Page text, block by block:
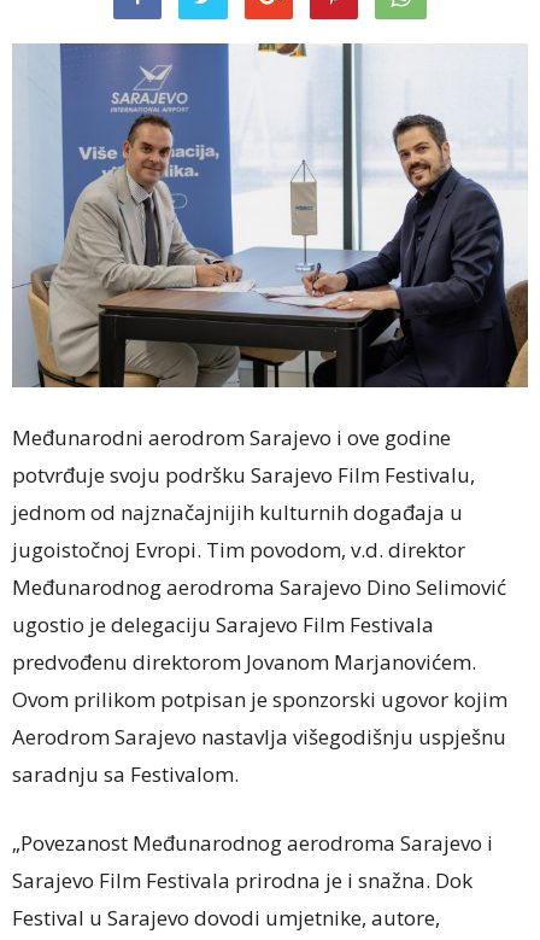
Međunarodni aerodrom Sarajevo i ove godine
potvrđuje svoju podršku Sarajevo Film Festivalu,
jednom od najznačajnijih kulturnih događaja u
jugoistočnoj Evropi. Tim povodom, v.d. direktor
Međunarodnog aerodroma Sarajevo Dino Selimović
ugostio je delegaciju Sarajevo Film Festivala
predvođenu direktorom Jovanom Marjanovićem.
Ovom prilikom potpisan je sponzorski ugovor kojim
Aerodrom Sarajevo nastavlja višegodišnju uspješnu
saradnju sa Festivalom.
„Povezanost Međunarodnog aerodroma Sarajevo i
Sarajevo Film Festivala prirodna je i snažna. Dok
Festival u Sarajevo dovodi umjetnike, autore,